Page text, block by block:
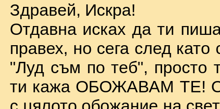
Здравей, Искра!
Отдавна исках да ти
правех, но сега след като
"Луд съм по теб", просто
ти кажа ОБОЖАВАМ ТЕ!